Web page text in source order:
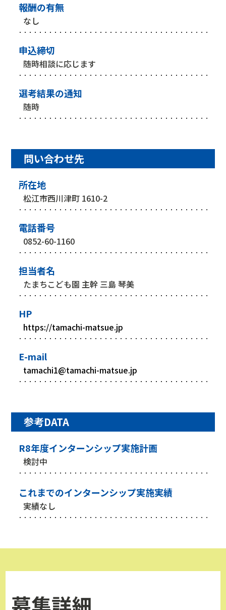
報酬の有無
なし
申込締切
随時相談に応じます
選考結果の通知
随時
問い合わせ先
所在地
松江市西川津町 1610-2
電話番号
0852-60-1160
担当者名
たまちこども園 主幹 三島 琴美
HP
https://tamachi-matsue.jp
E-mail
tamachi1@tamachi-matsue.jp
参考DATA
R8年度インターンシップ実施計画
検討中
これまでのインターンシップ実施実績
実績なし